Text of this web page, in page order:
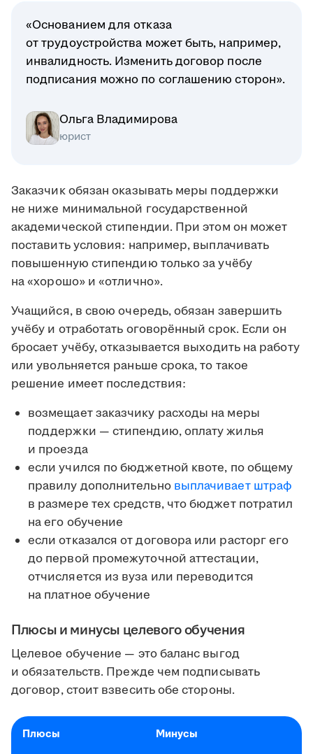
«Основанием для отказа
от трудоустройства может быть, например,
инвалидность. Изменить договор после
подписания можно по соглашению сторон».
Ольга Владимирова
юрист
Заказчик обязан оказывать меры поддержки
не ниже минимальной государственной
академической стипендии. При этом он может
поставить условия: например, выплачивать
повышенную стипендию только за учёбу
на «хорошо» и «отлично».
Учащийся, в свою очередь, обязан завершить
учёбу и отработать оговорённый срок. Если он
бросает учёбу, отказывается выходить на работу
или увольняется раньше срока, то такое
решение имеет последствия:
возмещает заказчику расходы на меры
поддержки — стипендию, оплату жилья
и проезда
если учился по бюджетной квоте, по общему
правилу дополнительновыплачивает штраф
в размере тех средств, что бюджет потратил
на его обучение
если отказался от договора или расторг его
до первой промежуточной аттестации,
отчисляется из вуза или переводится
на платное обучение
Плюсы и минусы целевого обучения
Целевое обучение — это баланс выгод
и обязательств. Прежде чем подписывать
договор, стоит взвесить обе стороны.
Плюсы Минусы